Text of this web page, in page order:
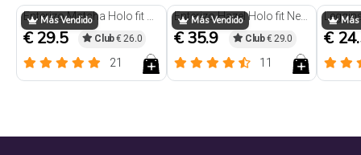
Más Vendido
€ 29.5 Club€ 26.0
21
Más Vendido Enterizo Hazel Holo fit Negro
€ 35.9 Club€ 29.0
11
Más
€